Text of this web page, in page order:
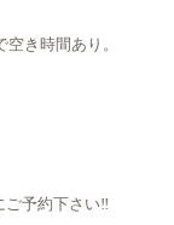
き時間あり。
ご予約下さい‼️